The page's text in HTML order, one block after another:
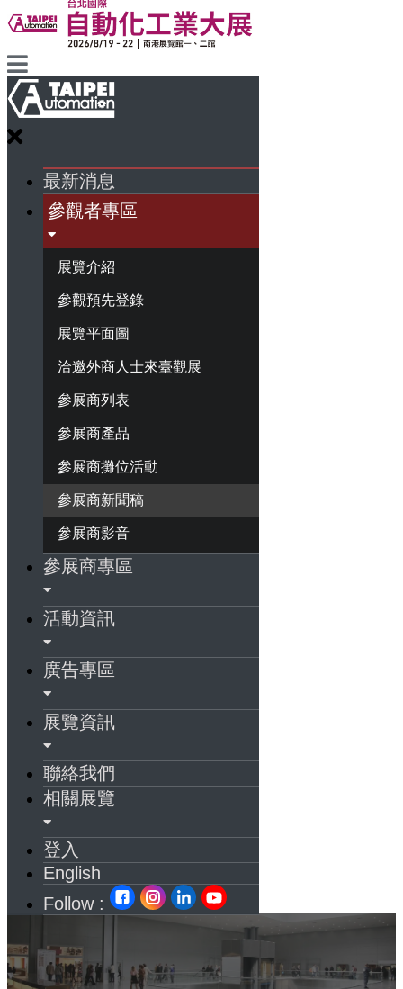
最新消息
參觀者專區
展覽介紹
參觀預先登錄
展覽平面圖
洽邀外商人士來臺觀展
參展商列表
參展商產品
參展商攤位活動
參展商新聞稿
參展商影音
參展商專區
活動資訊
廣告專區
展覽資訊
聯絡我們
相關展覽
登入
English
Follow :